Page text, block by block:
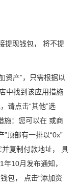
提现钱包， 将不提
资产”，只需根据以
中找到该应用措施
请点击“其他”选
施：您可以在 或商
顶部有一排以“0x”
复制付款地址， 具
10月发布通知，
包， 点击“添加资